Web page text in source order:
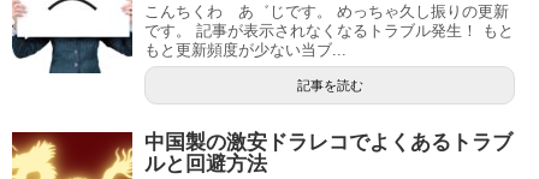
こんちくわ あ゛じです。 めっちゃ久し振りの更新
です。 記事が表示されなくなるトラブル発生！ もと
もと更新頻度が少ない当ブ...
記事を読む
中国製の激安ドラレコでよくあるトラブ
ルと回避方法